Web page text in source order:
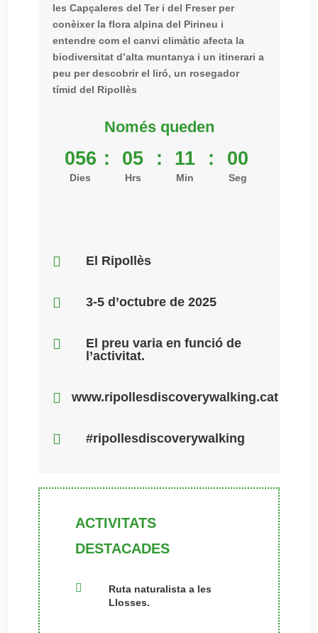
les Capçaleres del Ter i del Freser per
conèixer la flora alpina del Pirineu i
entendre com el canvi climàtic afecta la
biodiversitat d’alta muntanya i un itinerari a
peu per descobrir el liró, un rosegador
tímid del Ripollès
Només queden
056
Dies
: 05
Hrs
: 11
Min
: 00
Seg
 El Ripollès
 3-5 d’octubre de 2025

El preu varia en funció de
l’activitat.
 www.ripollesdiscoverywalking.cat
 #ripollesdiscoverywalking
ACTIVITATS
DESTACADES

Ruta naturalista a les
Llosses.